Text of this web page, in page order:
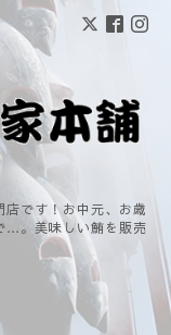
です！お中元、お歳
…。美味しい鮪を販売